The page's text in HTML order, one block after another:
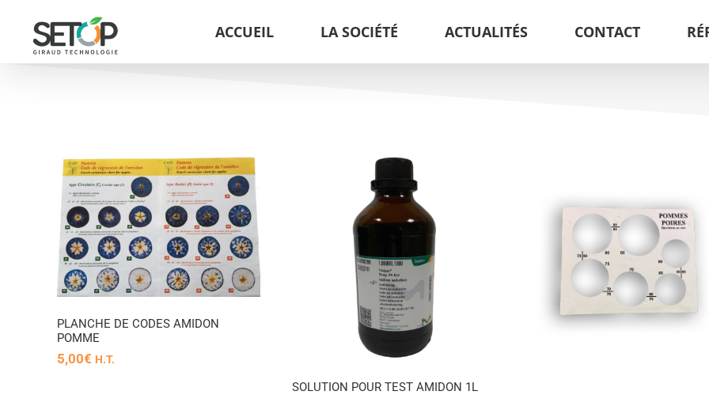
contenu
ACCUEIL LA SOCIÉTÉ ACTUALITÉS CONTACT
PLANCHE DE CODES AMIDON
POMME
5,00€ H.T.
SOLUTION POUR TEST
AMIDON 1L
SOLUTION POUR TEST AMIDON 1L
CALIBREUR POMMES ET
POIRES